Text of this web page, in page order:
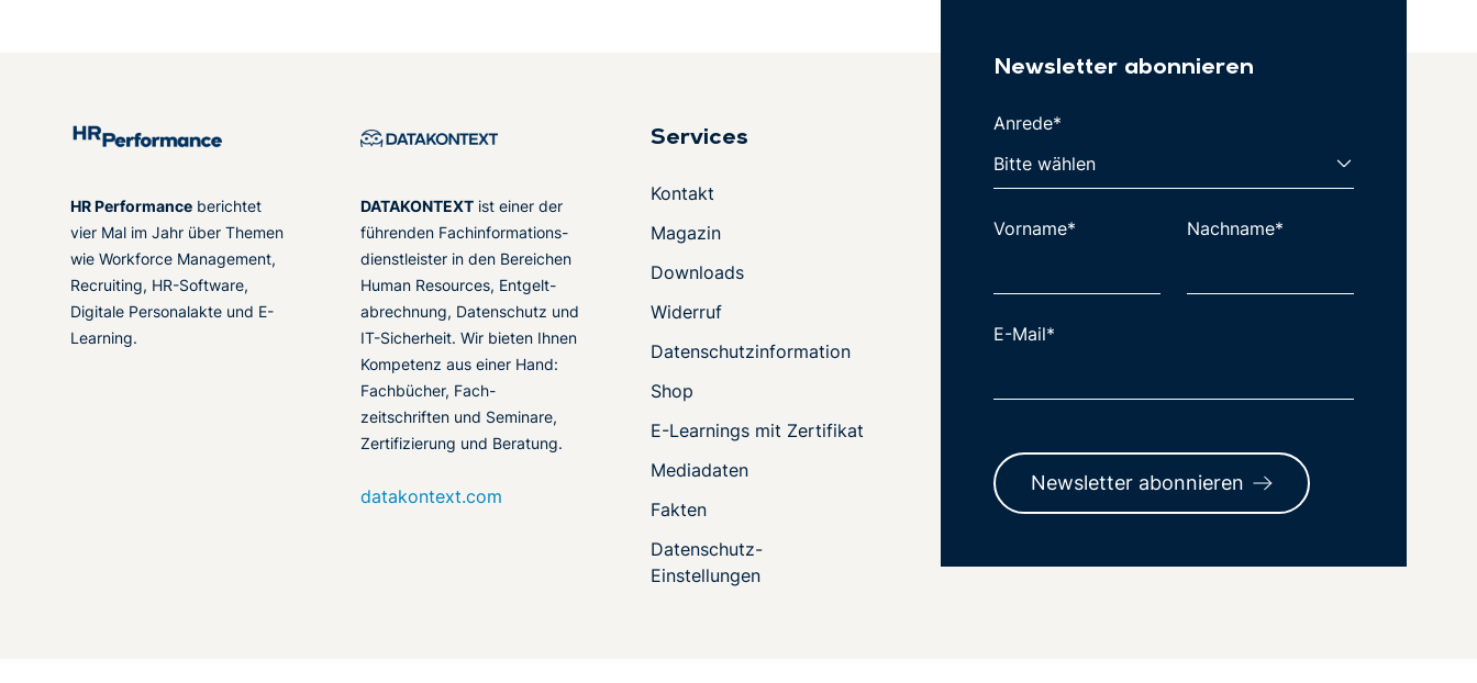
HR Performance berichtet
vier Mal im Jahr über Themen
wie Workforce Management,
Recruiting, HR-Software,
Digitale Personalakte und E-
Learning.
DATAKONTEXT ist einer der
führenden Fachinformations-
dienstleister in den Bereichen
Human Resources, Entgelt-
abrechnung, Datenschutz und
IT-Sicherheit. Wir bieten Ihnen
Kompetenz aus einer Hand:
Fachbücher, Fach-
zeitschriften und Seminare,
Zertifizierung und Beratung.
datakontext.com
Services
Kontakt
Magazin
Downloads
Widerruf
Datenschutzinformation
Shop
E-Learnings mit Zertifikat
Mediadaten
Fakten
Datenschutz-
Einstellungen
Newsletter abonnieren
Anrede*
Vorname* Nachname*
E-Mail*
Newsletter abonnieren